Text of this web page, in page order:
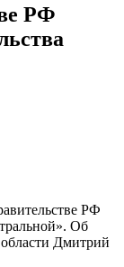
РФ
РФ
Об
Дмитрий